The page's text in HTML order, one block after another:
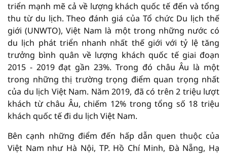
triển mạnh mẽ cả về lượng khách quốc tế đến và tổng
thu từ du lịch. Theo đánh giá của Tổ chức Du lịch thế
giới (UNWTO), Việt Nam là một trong những nước có
du lịch phát triển nhanh nhất thế giới với tỷ lệ tăng
trưởng bình quân về lượng khách quốc tế giai đoạn
2015 - 2019 đạt gần 23%. Trong đó châu Âu là một
trong những thị trường trọng điểm quan trọng nhất
của du lịch Việt Nam. Năm 2019, đã có trên 2 triệu lượt
khách từ châu Âu, chiếm 12% trong tổng số 18 triệu
khách quốc tế đi du lịch Việt Nam.
Bên cạnh những điểm đến hấp dẫn quen thuộc của
Việt Nam như Hà Nội, TP. Hồ Chí Minh, Đà Nẵng, Hạ